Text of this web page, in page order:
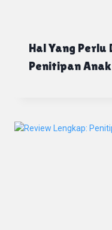
Hal Yang
Penitipan